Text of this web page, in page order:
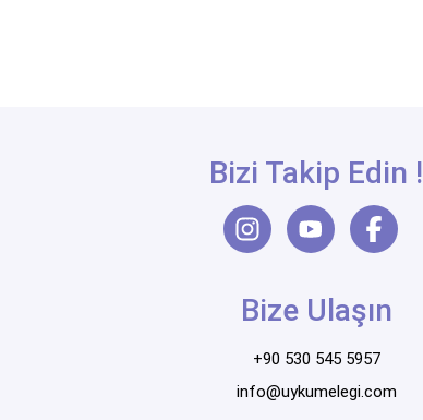
Bizi Takip Edin !
Bize Ulaşın
+90 530 545 5957
info@uykumelegi.com